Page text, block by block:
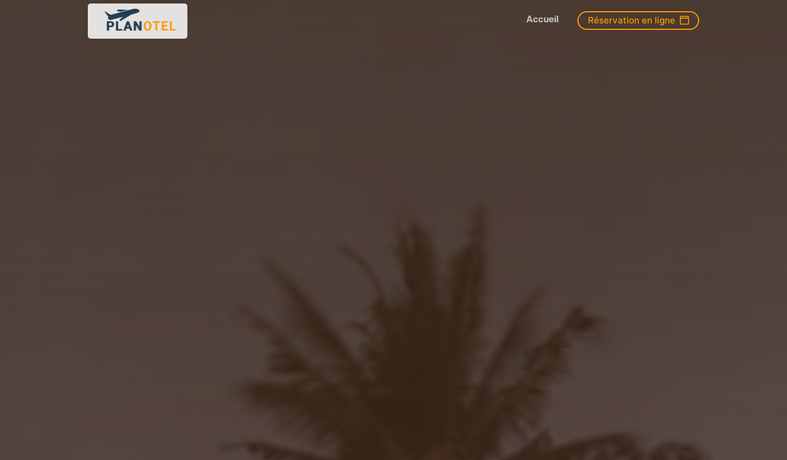
Accueil Réservation en ligne